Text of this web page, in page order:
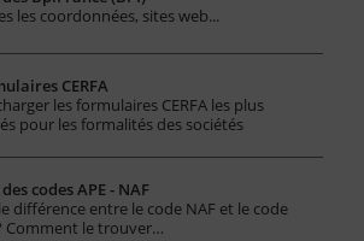
les coordonnées, sites web...
CERFA
les formulaires CERFA les plus
pour les formalités des sociétés
codes APE - NAF
différence entre le code NAF et le code
Comment le trouver…